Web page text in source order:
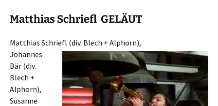
Matthias Schriefl GELÄUT
Matthias Schriefl (div. Blech + Alphorn),
Johannes
Bär (div.
Blech +
Alphorn),
Susanne